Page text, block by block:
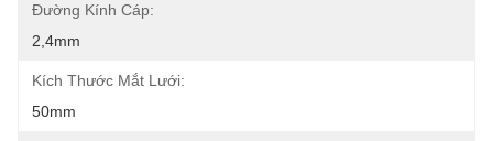
Đường Kính Cáp:
2,4mm
Kích Thước Mắt Lưới:
50mm